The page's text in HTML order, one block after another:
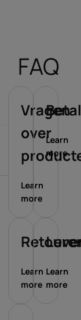
FAQ
Vragen
over
Learn
more
Learn
more
Learn
more
Learn
more